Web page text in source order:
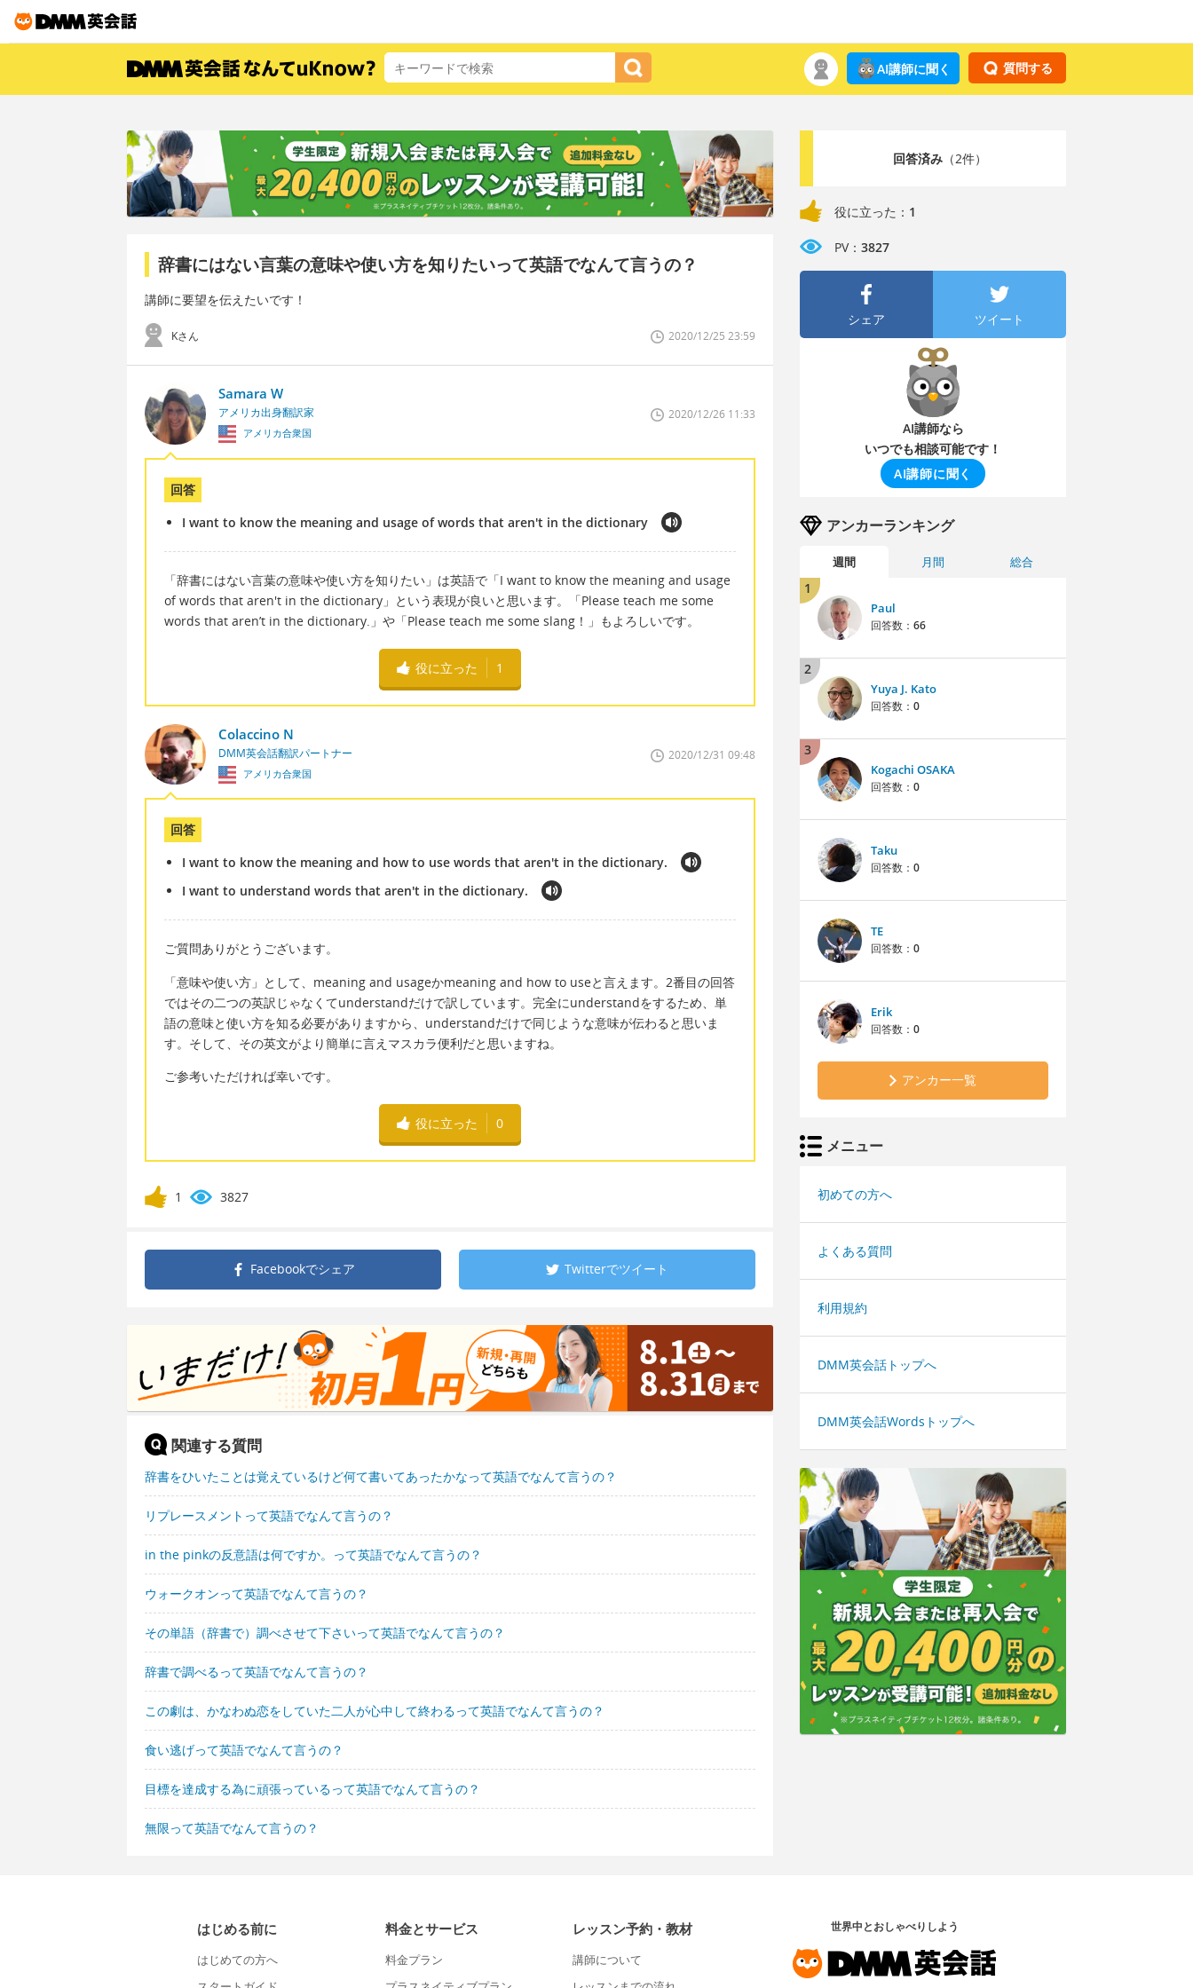
質問する
AI講師に聞く
辞書にはない言葉の意味や使い方を知りたいって英語でなんて言うの？
講師に要望を伝えたいです！
Kさん 2020/12/25 23:59
Samara W
アメリカ出身翻訳家
アメリカ合衆国
2020/12/26 11:33
回答
I want to know the meaning and usage of words that aren't in the dictionary
「辞書にはない言葉の意味や使い方を知りたい」は英語で「I want to know the meaning and usage
of words that aren't in the dictionary」という表現が良いと思います。「Please teach me some
words that aren’t in the dictionary.」や「Please teach me some slang！」もよろしいです。
役に立った 1
Colaccino N
DMM英会話翻訳パートナー
アメリカ合衆国
2020/12/31 09:48
回答
I want to know the meaning and how to use words that aren't in the dictionary.
I want to understand words that aren't in the dictionary.
ご質問ありがとうございます。
「意味や使い方」として、meaning and usageかmeaning and how to useと言えます。2番目の回答
ではその二つの英訳じゃなくてunderstandだけで訳しています。完全にunderstandをするため、単
語の意味と使い方を知る必要がありますから、understandだけで同じような意味が伝わると思いま
す。そして、その英文がより簡単に言えマスカラ便利だと思いますね。
ご参考いただければ幸いです。
役に立った 0
1 3827
Facebookでシェア Twitterでツイート
関連する質問
辞書をひいたことは覚えているけど何て書いてあったかなって英語でなんて言うの？
リプレースメントって英語でなんて言うの？
in the pinkの反意語は何ですか。って英語でなんて言うの？
ウォークオンって英語でなんて言うの？
その単語（辞書で）調べさせて下さいって英語でなんて言うの？
辞書で調べるって英語でなんて言うの？
この劇は、かなわぬ恋をしていた二人が心中して終わるって英語でなんて言うの？
食い逃げって英語でなんて言うの？
目標を達成する為に頑張っているって英語でなんて言うの？
無限って英語でなんて言うの？
回答済み（2件）
役に立った： 1
PV： 3827
シェア ツイート
AI講師なら
いつでも相談可能です！
AI講師に聞く
アンカーランキング
週間 月間 総合
1
Paul
回答数： 66
2
Yuya J. Kato
回答数： 0
3
Kogachi OSAKA
回答数： 0
Taku
回答数： 0
TE
回答数： 0
Erik
回答数： 0
アンカー一覧
メニュー
初めての方へ
よくある質問
利用規約
DMM英会話トップへ
DMM英会話Wordsトップへ
はじめる前に
はじめての方へ
料金とサービス
料金プラン
レッスン予約・教材
講師について
世界中とおしゃべりしよう